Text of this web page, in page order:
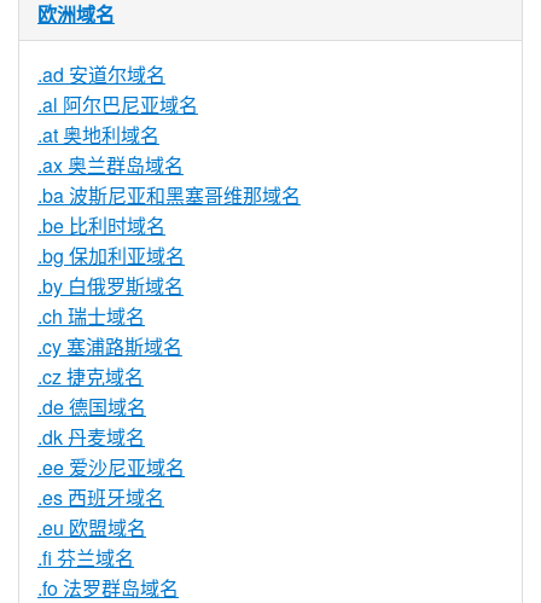
欧洲域名
.ad 安道尔域名
.al 阿尔巴尼亚域名
.at 奥地利域名
.ax 奥兰群岛域名
.ba 波斯尼亚和黑塞哥维那域名
.be 比利时域名
.bg 保加利亚域名
.by 白俄罗斯域名
.ch 瑞士域名
.cy 塞浦路斯域名
.cz 捷克域名
.de 德国域名
.dk 丹麦域名
.ee 爱沙尼亚域名
.es 西班牙域名
.eu 欧盟域名
.fi 芬兰域名
.fo 法罗群岛域名